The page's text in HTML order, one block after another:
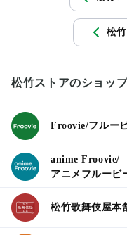
松
松竹ストアのショッ
Froovie/フルー
anime Froovie/
アニメフルービ
松竹歌舞伎屋本